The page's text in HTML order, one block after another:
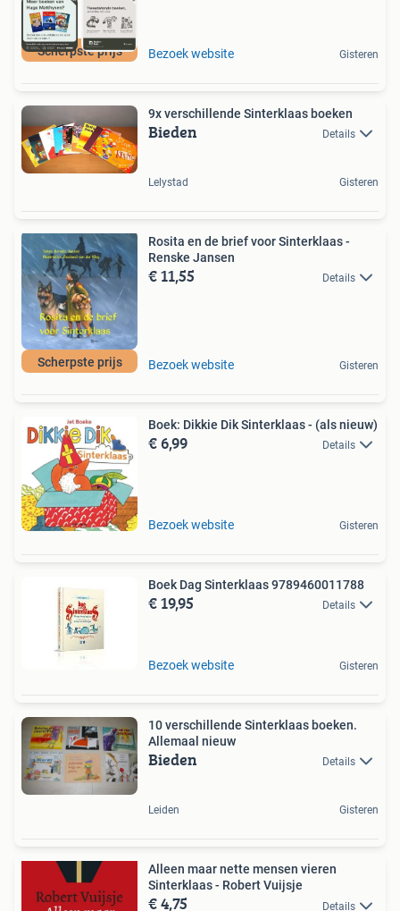
Scherpste prijs Bezoek website Gisteren
9x verschillende Sinterklaas boeken
Bieden Details
Lelystad Gisteren
Scherpste prijs
Rosita en de brief voor Sinterklaas -
Renske Jansen
€ 11,55 Details
Bezoek website Gisteren
Boek: Dikkie Dik Sinterklaas - (als nieuw)
€ 6,99 Details
Bezoek website Gisteren
Boek Dag Sinterklaas 9789460011788
€ 19,95 Details
Bezoek website Gisteren
10 verschillende Sinterklaas boeken.
Allemaal nieuw
Bieden Details
Leiden Gisteren
Alleen maar nette mensen vieren
Sinterklaas - Robert Vuijsje
€ 4,75 Details